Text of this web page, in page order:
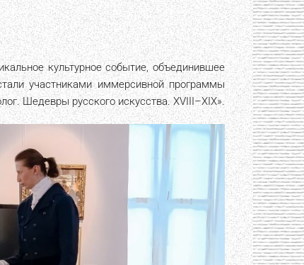
культурное событие, объединившее
участниками иммерсивной программы
Шедевры русского искусства. XVIII–XIX».